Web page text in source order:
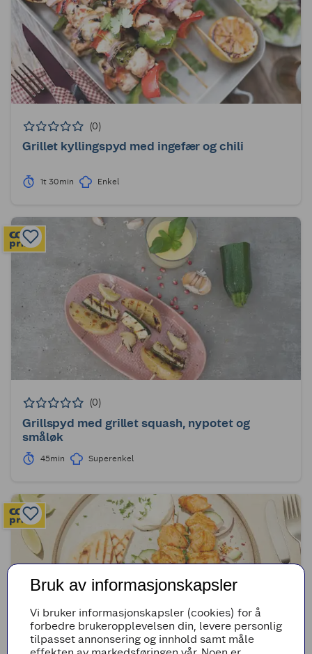
(0)
Grillet kyllingspyd med ingefær og chili
1t 30min Enkel
(0)
Grillspyd med grillet squash, nypotet og
småløk
45min Superenkel
Bruk av informasjonskapsler
Vi bruker informasjonskapsler (cookies) for å
forbedre brukeropplevelsen din, levere personlig
tilpasset annonsering og innhold samt måle